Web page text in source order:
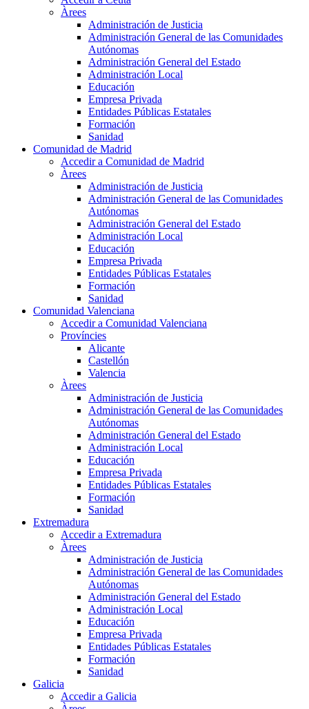
Àrees
Administración de Justicia
Administración General de las Comunidades
Autónomas
Administración General del Estado
Administración Local
Educación
Empresa Privada
Entidades Públicas Estatales
Formación
Sanidad
Comunidad de Madrid
Accedir a Comunidad de Madrid
Àrees
Administración de Justicia
Administración General de las Comunidades
Autónomas
Administración General del Estado
Administración Local
Educación
Empresa Privada
Entidades Públicas Estatales
Formación
Sanidad
Comunidad Valenciana
Accedir a Comunidad Valenciana
Províncies
Alicante
Castellón
Valencia
Àrees
Administración de Justicia
Administración General de las Comunidades
Autónomas
Administración General del Estado
Administración Local
Educación
Empresa Privada
Entidades Públicas Estatales
Formación
Sanidad
Extremadura
Accedir a Extremadura
Àrees
Administración de Justicia
Administración General de las Comunidades
Autónomas
Administración General del Estado
Administración Local
Educación
Empresa Privada
Entidades Públicas Estatales
Formación
Sanidad
Galicia
Accedir a Galicia